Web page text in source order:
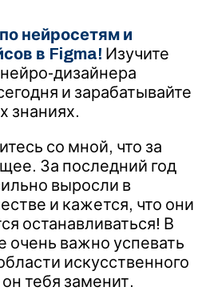
нейросетям и
в Figma! Изучите
дизайнера
и зарабатывайте
знаниях.
со мной, что за
За последний год
выросли в
и кажется, что они
останавливаться! В
важно успевать
искусственного
тебя заменит.